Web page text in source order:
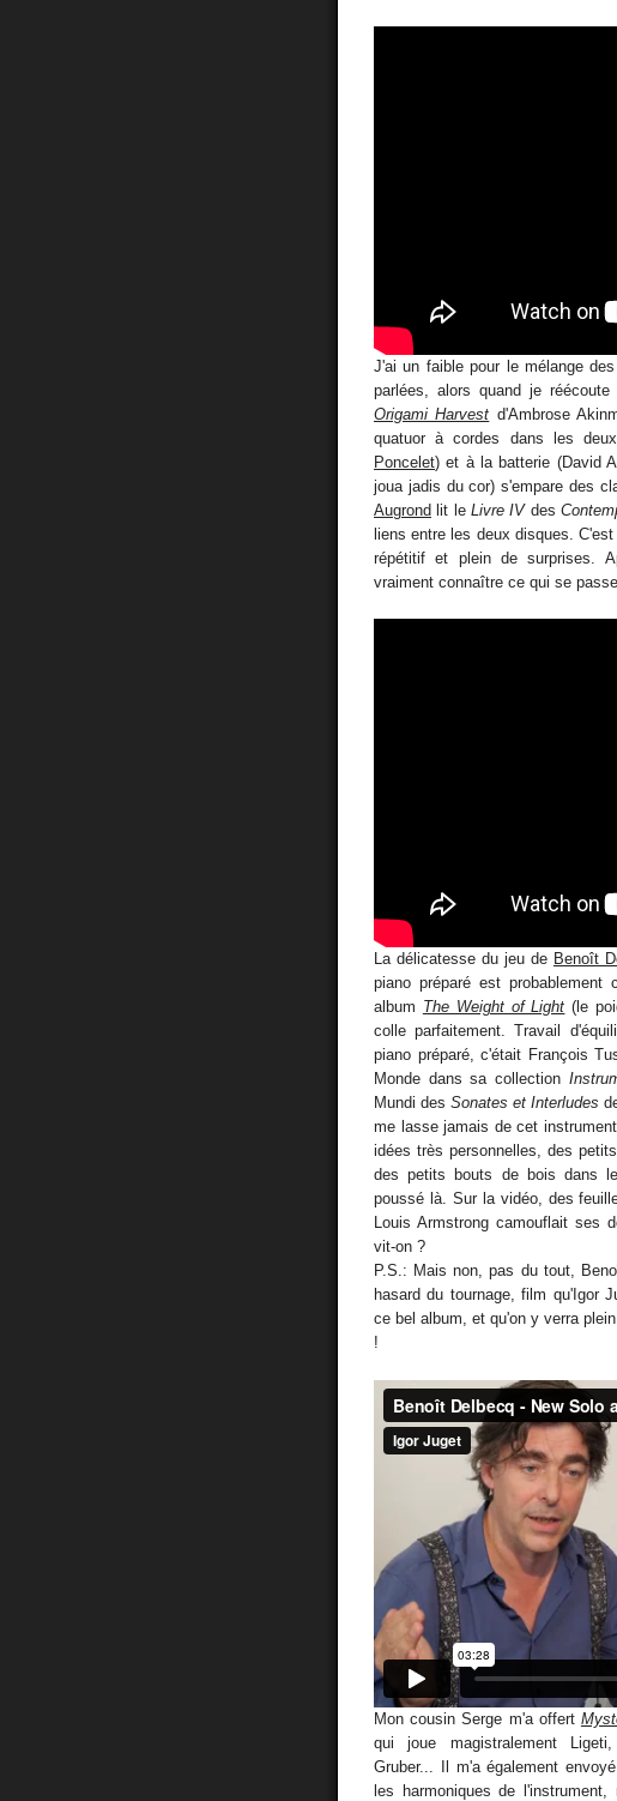
J'ai un faible pour le mélange
parlées, alors quand je
Origami Harvest d'Ambrose
quatuor à cordes dans les
Poncelet) et à la batterie (David
joua jadis du cor) s'empare des
Augrond lit leLivre IVdes
liens entre les deux disques.
répétitif et plein de surprises.
vraiment connaître ce qui se
La délicatesse du jeu de Benoît
piano préparé est
album The Weight of Light (le
colle parfaitement. Travail
piano préparé, c'était François
Monde dans sa collection
Mundi des Sonates et Interludes
me lasse jamais de cet
idées très personnelles, des
des petits bouts de bois dans
poussé là. Sur la vidéo, des
Louis Armstrong camouflait ses
vit-on ?
P.S.: Mais non, pas du tout,
hasard du tournage, film qu'Igor
ce bel album, et qu'on y verra
!
Mon cousin Serge m'a offert
qui joue magistralement
Gruber... Il m'a également
les harmoniques de